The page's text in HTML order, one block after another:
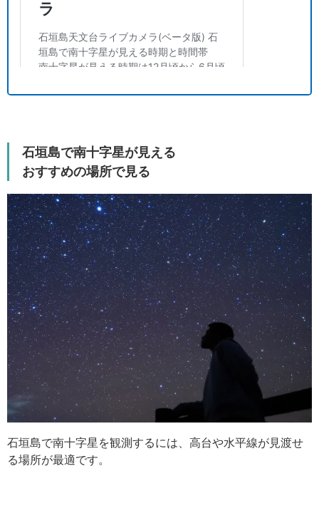
石垣島で南十字星が見える
おすすめの場所で見る
石垣島で南十字星を観測するには、高台や水平線が見渡せ
る場所が最適です。